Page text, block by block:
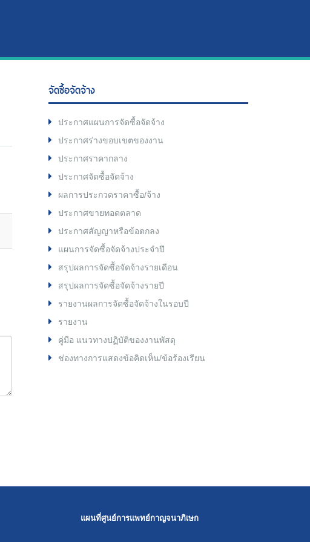
จัดซื้อจัดจ้าง
ประกาศแผนการจัดซื้อจัดจ้าง
ประกาศร่างขอบเขตของงาน
ประกาศราคากลาง
ประกาศจัดซื้อจัดจ้าง
ผลการประกวดราคาซื้อ/จ้าง
ประกาศขายทอดตลาด
ประกาศสัญญาหรือข้อตกลง
แผนการจัดซื้อจัดจ้างประจำปี
สรุปผลการจัดซื้อจัดจ้างรายเดือน
สรุปผลการจัดซื้อจัดจ้างรายปี
รายงานผลการจัดซื้อจัดจ้างในรอบปี
รายงาน
คู่มือ แนวทางปฏิบัติของงานพัสดุ
ช่องทางการแสดงข้อคิดเห็น/ข้อร้องเรียน
แผนที่ศูนย์การแพทย์กาญจนาภิเษก